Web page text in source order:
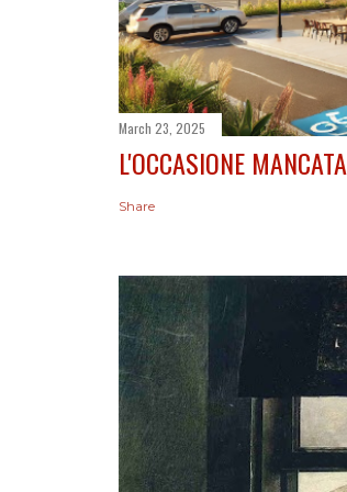
March 23, 2025
L'OCCASIONE
Share